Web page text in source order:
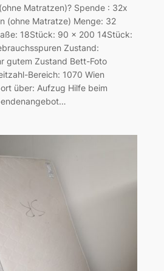
Matratzen)? Spende : 32x
(ohne Matratze) Menge: 32
18Stück: 90 x 200 14Stück:
Zustand:
gutem Zustand Bett-Foto
Bereich: 1070 Wien
über: Aufzug Hilfe beim